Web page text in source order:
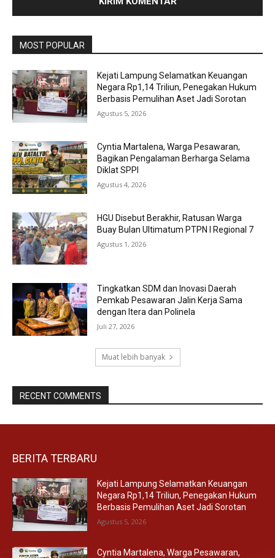
MOST POPULAR
Kejati Lampung Selamatkan Keuangan
Negara Rp1,14 Triliun, Penegakan Hukum
Berbasis Pemulihan Aset Jadi Sorotan
Agustus 5, 2026
Cyntia Martalena, Warga Pesawaran,
Bagikan Pengalaman Berharga Selama
Diklat SPPI
Agustus 4, 2026
HGU Disebut Berakhir, Ratusan Warga
Buay Bulan Ultimatum PTPN I Regional 7
Agustus 1, 2026
Tingkatkan SDM dan Inovasi Daerah
Pemkab Pesawaran Jalin Kerja Sama
dengan Itera dan Polinela
Juli 27, 2026
Muat lebih banyak
RECENT COMMENTS
BERITA TERBARU
Kejati Lampung Selamatkan Keuangan
Negara Rp1,14 Triliun, Penegakan Hukum
Berbasis Pemulihan Aset Jadi Sorotan
Agustus 5, 2026
Cyntia Martalena, Warga Pesawaran,